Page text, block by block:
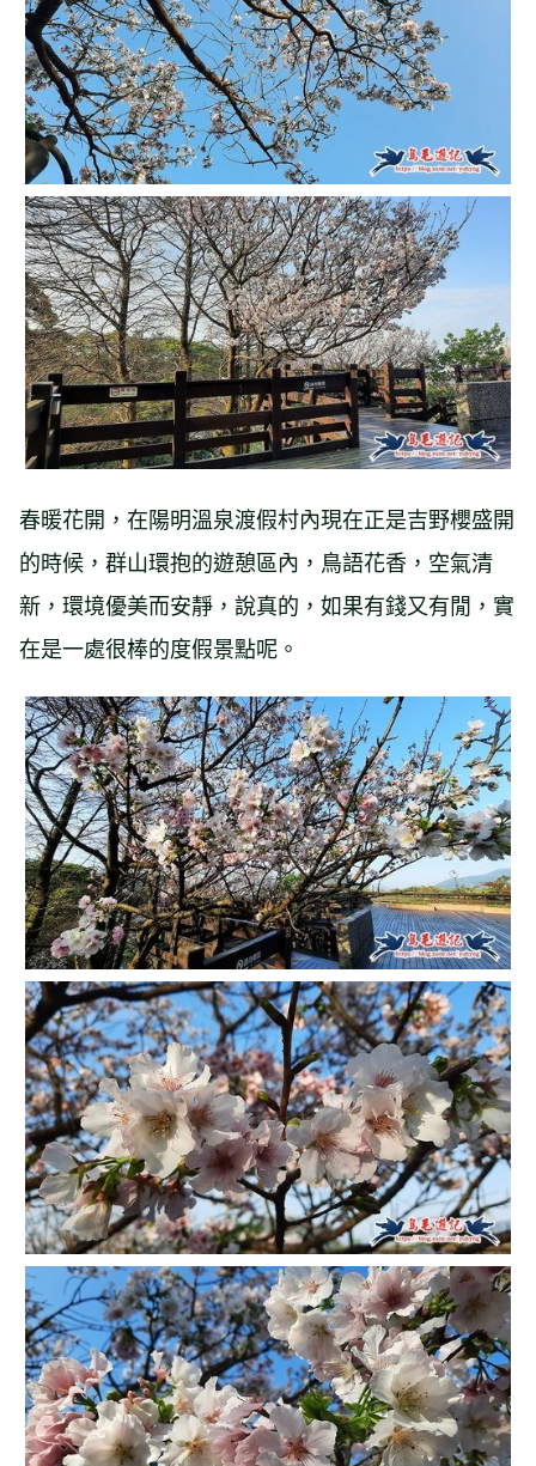
春暖花開，在陽明溫泉渡假村內現在正是吉野櫻盛開
的時候，群山環抱的遊憩區內，鳥語花香，空氣清
新，環境優美而安靜，說真的，如果有錢又有閒，實
在是一處很棒的度假景點呢。